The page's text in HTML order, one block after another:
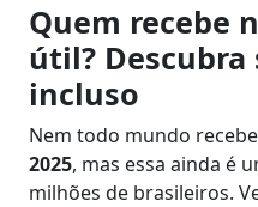
Quem recebe
útil? Descubra
incluso
Nem todo mundo
2025, mas essa ainda é
milhões de brasileiros.